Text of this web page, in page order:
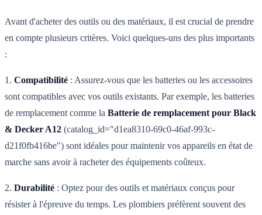
Avant d'acheter des outils ou des matériaux, il est crucial de prendre
en compte plusieurs critères. Voici quelques-uns des plus importants
:
1. Compatibilité : Assurez-vous que les batteries ou les accessoires
sont compatibles avec vos outils existants. Par exemple, les batteries
de remplacement comme la Batterie de remplacement pour Black
& Decker A12 (catalog_id="d1ea8310-69c0-46af-993c-
d21f0fb416be") sont idéales pour maintenir vos appareils en état de
marche sans avoir à racheter des équipements coûteux.
2. Durabilité : Optez pour des outils et matériaux conçus pour
résister à l'épreuve du temps. Les plombiers préfèrent souvent des